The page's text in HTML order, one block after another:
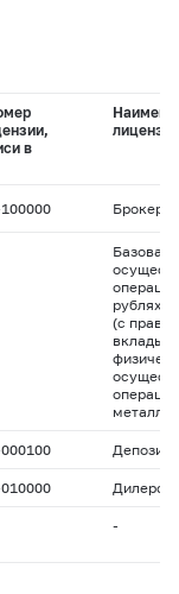
в
лицензии
Базовая
рублях и
(с
вклады
-